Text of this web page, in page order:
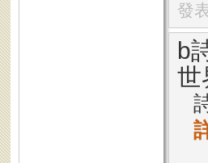
發
b
世